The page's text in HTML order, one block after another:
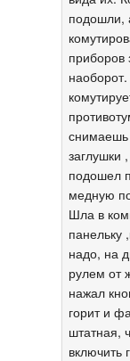
подошли,
приборов
заглушки
подошел
медную
Шла в
панельку
надо, на
рулем от
нажал
горит и
штатная,
включить